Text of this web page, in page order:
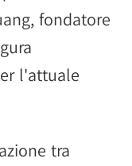
fondatore
l'attuale
tra